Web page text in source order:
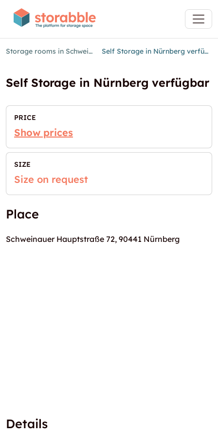
Storage rooms in Schweinau Self Storage in Nürnberg verfügbar
Self Storage in Nürnberg verfügbar
PRICE
Show prices
SIZE
Size on request
Place
Schweinauer Hauptstraße 72, 90441 Nürnberg
Details